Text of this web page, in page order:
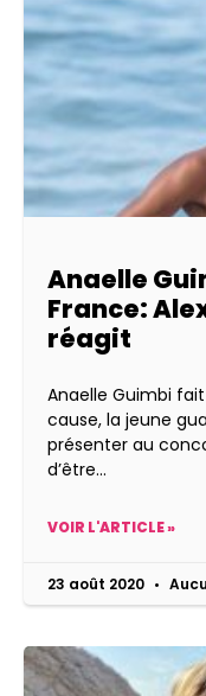
Anaelle
France:
réagit
Anaelle Guimbi
cause, la jeune
présenter au
d’être
VOIR L'ARTICLE »
23 août 2020